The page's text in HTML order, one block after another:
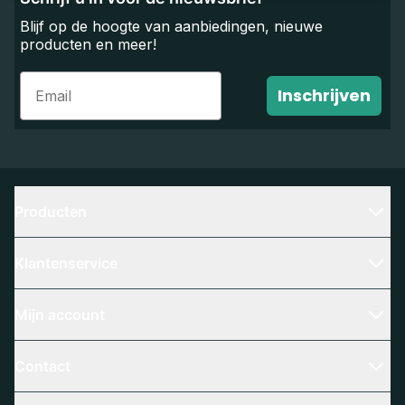
Blijf op de hoogte van aanbiedingen, nieuwe
producten en meer!
Email
Inschrijven